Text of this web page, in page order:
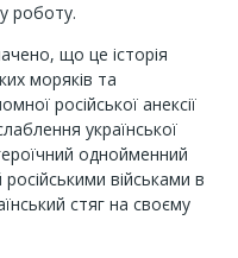
роботу.
що це історія
моряків та
російської анексії
української
однойменний
військами в
стяг на своєму